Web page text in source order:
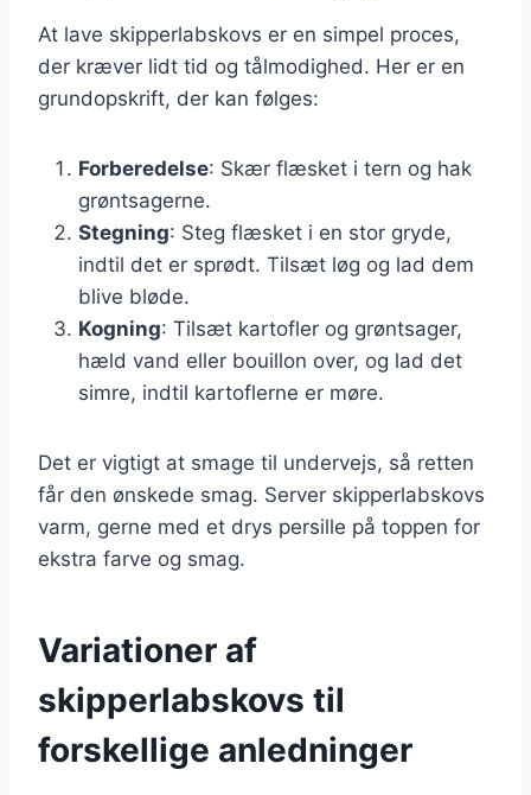
At lave skipperlabskovs er en simpel proces,
der kræver lidt tid og tålmodighed. Her er en
grundopskrift, der kan følges:
Forberedelse: Skær flæsket i tern og hak
grøntsagerne.
Stegning: Steg flæsket i en stor gryde,
indtil det er sprødt. Tilsæt løg og lad dem
blive bløde.
Kogning: Tilsæt kartofler og grøntsager,
hæld vand eller bouillon over, og lad det
simre, indtil kartoflerne er møre.
Det er vigtigt at smage til undervejs, så retten
får den ønskede smag. Server skipperlabskovs
varm, gerne med et drys persille på toppen for
ekstra farve og smag.
Variationer af
skipperlabskovs til
forskellige anledninger